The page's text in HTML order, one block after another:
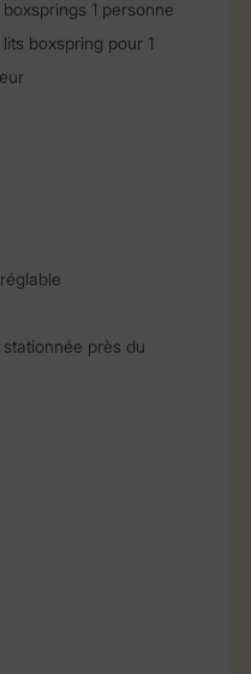
1 personne
boxspring pour 1
près du